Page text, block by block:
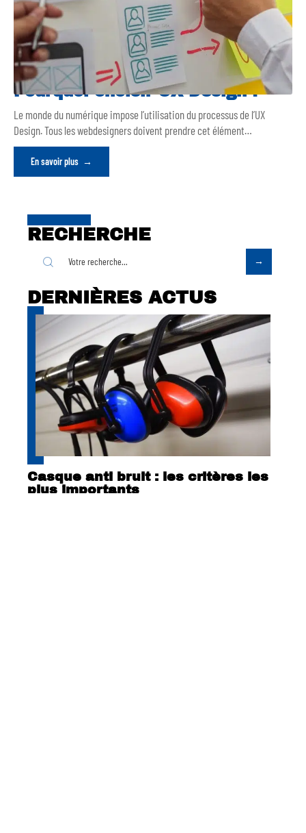
Pourquoi choisir UX Design ?
Le monde du numérique impose l’utilisation du processus de l’UX
Design. Tous les webdesigners doivent prendre cet élément…
En savoir plus
RECHERCHE
DERNIÈRES ACTUS
Casque anti bruit : les critères les
plus importants